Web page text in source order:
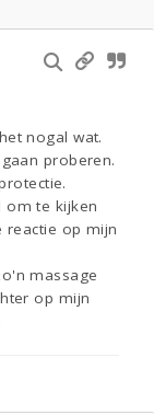
nogal wat.
proberen.
om te kijken
reactie op mijn
massage
op mijn